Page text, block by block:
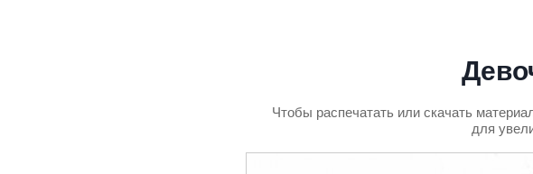
Чтобы распечатать или скачать
для